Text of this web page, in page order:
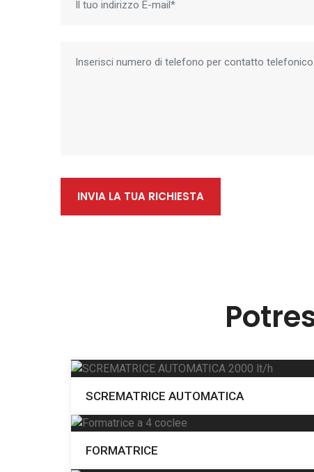
INVIA LA TUA RICHIESTA
SCREMATRICE AUTOMATICA
FORMATRICE